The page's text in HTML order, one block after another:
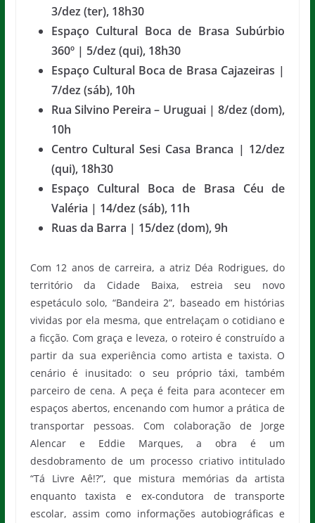
3/dez (ter), 18h30
Espaço Cultural Boca de Brasa Subúrbio
360º | 5/dez (qui), 18h30
Espaço Cultural Boca de Brasa Cajazeiras |
7/dez (sáb), 10h
Rua Silvino Pereira – Uruguai | 8/dez (dom),
10h
Centro Cultural Sesi Casa Branca | 12/dez
(qui), 18h30
Espaço Cultural Boca de Brasa Céu de
Valéria | 14/dez (sáb), 11h
Ruas da Barra | 15/dez (dom), 9h
Com 12 anos de carreira, a atriz Déa Rodrigues, do
território da Cidade Baixa, estreia seu novo
espetáculo solo, “Bandeira 2”, baseado em histórias
vividas por ela mesma, que entrelaçam o cotidiano e
a ficção. Com graça e leveza, o roteiro é construído a
partir da sua experiência como artista e taxista. O
cenário é inusitado: o seu próprio táxi, também
parceiro de cena. A peça é feita para acontecer em
espaços abertos, encenando com humor a prática de
transportar pessoas. Com colaboração de Jorge
Alencar e Eddie Marques, a obra é um
desdobramento de um processo criativo intitulado
“Tá Livre Aê!?”, que mistura memórias da artista
enquanto taxista e ex-condutora de transporte
escolar, assim como informações autobiográficas e